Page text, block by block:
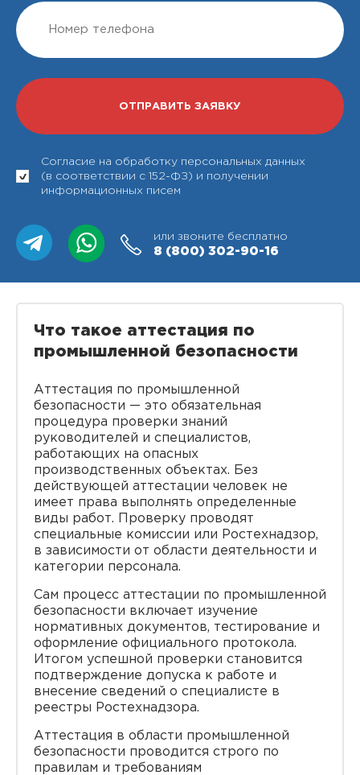
Согласие на обработку персональных данных
(в соответствии с 152-ФЗ) и получении
информационных писем
или звоните бесплатно
8 (800) 302-90-16
Что такое аттестация по
промышленной безопасности
Аттестация по промышленной
безопасности — это обязательная
процедура проверки знаний
руководителей и специалистов,
работающих на опасных
производственных объектах. Без
действующей аттестации человек не
имеет права выполнять определенные
виды работ. Проверку проводят
специальные комиссии или Ростехнадзор,
в зависимости от области деятельности и
категории персонала.
Сам процесс аттестации по промышленной
безопасности включает изучение
нормативных документов, тестирование и
оформление официального протокола.
Итогом успешной проверки становится
подтверждение допуска к работе и
внесение сведений о специалисте в
реестры Ростехнадзора.
Аттестация в области промышленной
безопасности проводится строго по
правилам и требованиям